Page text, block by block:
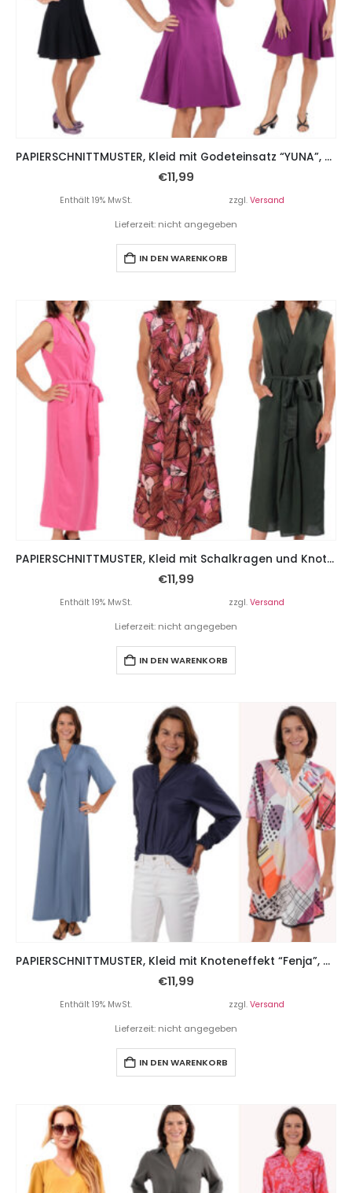
PAPIERSCHNITTMUSTER, Kleid mit Godeteinsatz “YUNA”, Gr. 158 – Damengr. 46
€11,99
Enthält 19% MwSt. zzgl. Versand
Lieferzeit: nicht angegeben
IN DEN WARENKORB
PAPIERSCHNITTMUSTER, Kleid mit Schalkragen und Knoteneffekt “AMAL”, Gr. 158 – Damengr. 46
€11,99
Enthält 19% MwSt. zzgl. Versand
Lieferzeit: nicht angegeben
IN DEN WARENKORB
PAPIERSCHNITTMUSTER, Kleid mit Knoteneffekt “Fenja”, Gr. 158 – Damengr. 46
€11,99
Enthält 19% MwSt. zzgl. Versand
Lieferzeit: nicht angegeben
IN DEN WARENKORB